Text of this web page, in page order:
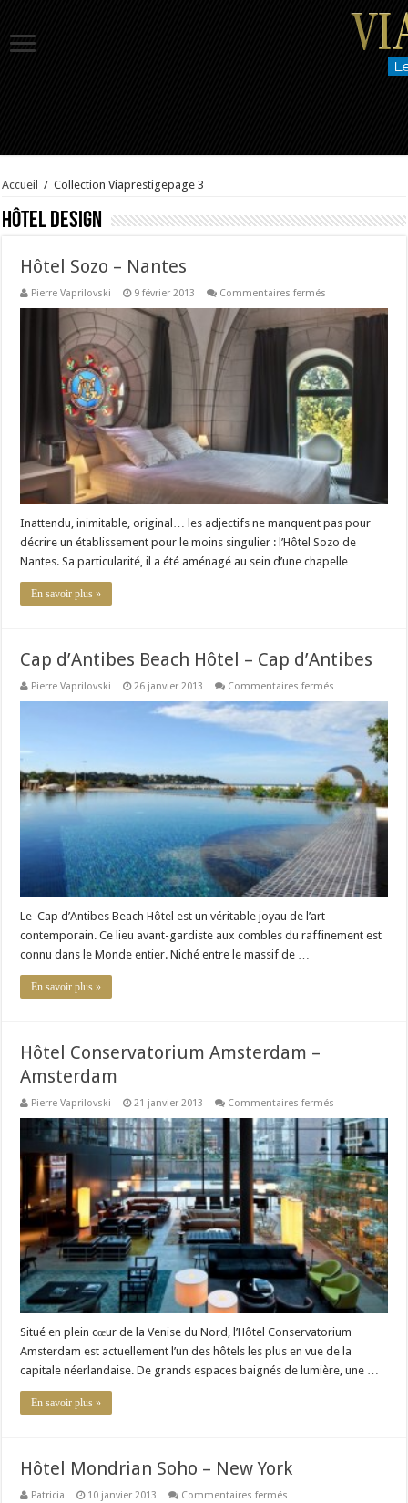
Accueil / Collection Viaprestigepage 3
Hôtel Design
Hôtel Sozo – Nantes
Pierre Vaprilovski 9 février 2013 Commentaires fermés
Sozo
–
Inattendu, inimitable, original… les adjectifs ne manquent pas pour
décrire un établissement pour le moins singulier : l’Hôtel Sozo de
Nantes. Sa particularité, il a été aménagé au sein d’une chapelle …
En savoir plus »
Cap d’Antibes Beach Hôtel – Cap d’Antibes
Pierre Vaprilovski 26 janvier 2013 Commentaires fermés
Hôtel
d’Antibes
Le Cap d’Antibes Beach Hôtel est un véritable joyau de l’art
contemporain. Ce lieu avant-gardiste aux combles du raffinement est
connu dans le Monde entier. Niché entre le massif de …
En savoir plus »
Hôtel Conservatorium Amsterdam –
Amsterdam
Pierre Vaprilovski 21 janvier 2013 Commentaires fermés
Amsterdam
–
Amsterdam
Situé en plein cœur de la Venise du Nord, l’Hôtel Conservatorium
Amsterdam est actuellement l’un des hôtels les plus en vue de la
capitale néerlandaise. De grands espaces baignés de lumière, une …
En savoir plus »
Hôtel Mondrian Soho – New York
Patricia 10 janvier 2013 Commentaires fermés